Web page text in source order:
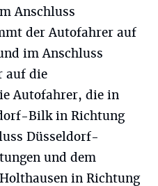
Anschluss
der Autofahrer auf
im Anschluss
auf die
Autofahrer, die in
Bilk in Richtung
Düsseldorf-
und dem
in Richtung